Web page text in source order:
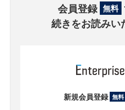
会員登録 無料
続きをお読みい
新規会員登録 無料